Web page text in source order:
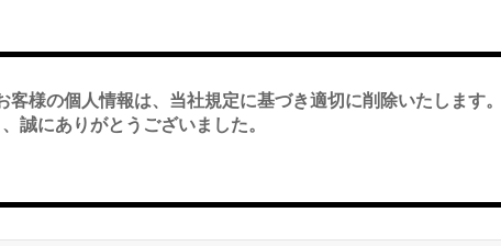
様の個人情報は、当社規定に基づき適切に削除いたします。
誠にありがとうございました。